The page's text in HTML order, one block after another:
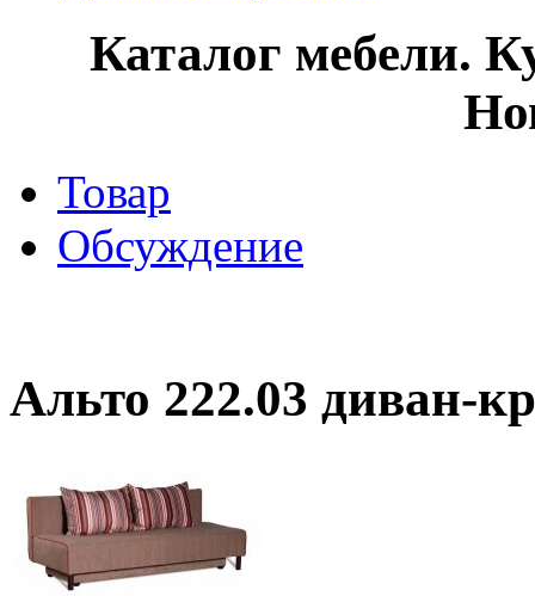
Каталог мебели.
Товар
Обсуждение
Альто 222.03 диван-